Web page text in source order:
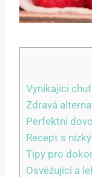
Vynikající
Zdravá
Perfektní⁣
Recept s
Tipy pro
Osvěžující a